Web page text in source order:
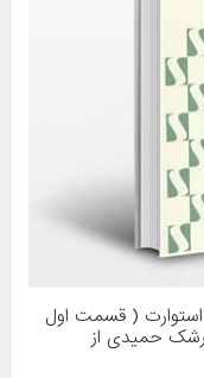
استوارت ( قسمت اول
حمیدی از